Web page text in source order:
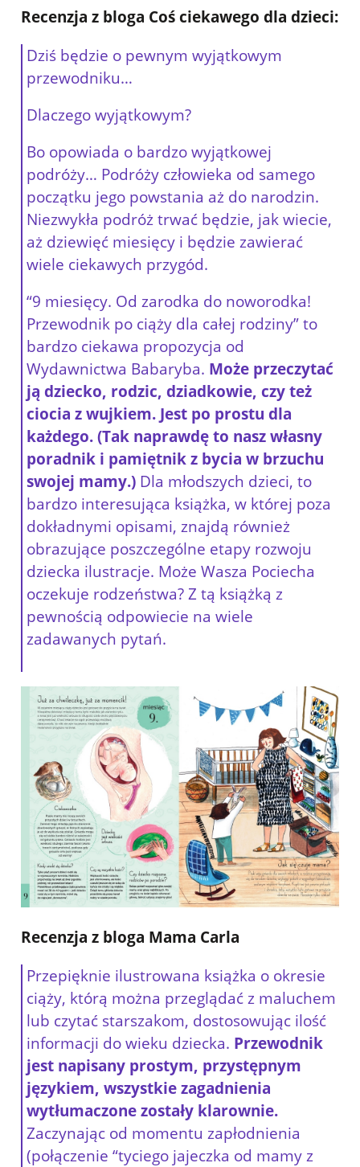
Recenzja z bloga Coś ciekawego dla dzieci:
Dziś będzie o pewnym wyjątkowym
przewodniku…
Dlaczego wyjątkowym?
Bo opowiada o bardzo wyjątkowej
podróży… Podróży człowieka od samego
początku jego powstania aż do narodzin.
Niezwykła podróż trwać będzie, jak wiecie,
aż dziewięć miesięcy i będzie zawierać
wiele ciekawych przygód.
“9 miesięcy. Od zarodka do noworodka!
Przewodnik po ciąży dla całej rodziny” to
bardzo ciekawa propozycja od
Wydawnictwa Babaryba. Może przeczytać
ją dziecko, rodzic, dziadkowie, czy też
ciocia z wujkiem. Jest po prostu dla
każdego. (Tak naprawdę to nasz własny
poradnik i pamiętnik z bycia w brzuchu
swojej mamy.) Dla młodszych dzieci, to
bardzo interesująca książka, w której poza
dokładnymi opisami, znajdą również
obrazujące poszczególne etapy rozwoju
dziecka ilustracje. Może Wasza Pociecha
oczekuje rodzeństwa? Z tą książką z
pewnością odpowiecie na wiele
zadawanych pytań.
Recenzja z bloga Mama Carla
Przepięknie ilustrowana książka o okresie
ciąży, którą można przeglądać z maluchem
lub czytać starszakom, dostosowując ilość
informacji do wieku dziecka. Przewodnik
jest napisany prostym, przystępnym
językiem, wszystkie zagadnienia
wytłumaczone zostały klarownie.
Zaczynając od momentu zapłodnienia
(połączenie “tyciego jajeczka od mamy z